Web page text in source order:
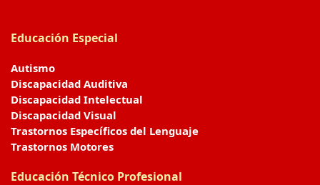
Educación Especial
Autismo
Discapacidad Auditiva
Discapacidad Intelectual
Discapacidad Visual
Trastornos Específicos del Lenguaje
Trastornos Motores
Educación Técnico Profesional